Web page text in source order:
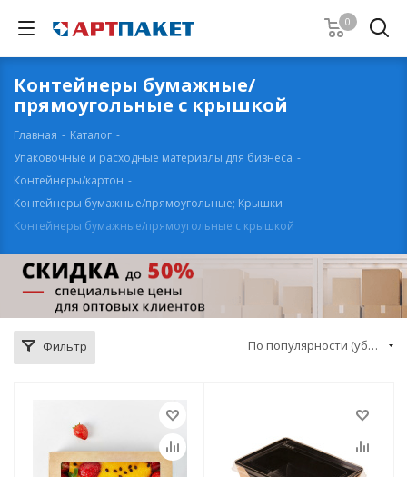
0
Контейнеры бумажные/
прямоугольные с крышкой
Главная - Каталог -
Упаковочные и расходные материалы для бизнеса -
Контейнеры/картон -
Контейнеры бумажные/прямоугольные; Крышки -
Контейнеры бумажные/прямоугольные с крышкой
Фильтр По популярности (убывание)